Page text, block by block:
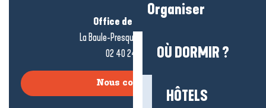
Organiser
OÙ DORMIR ?
HÔTELS
Office de tourisme
La Baule-Presqu’île de Guérande
02 40 24 34 44
Nous contacter